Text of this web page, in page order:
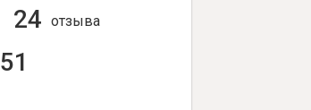
24 отзыва
51